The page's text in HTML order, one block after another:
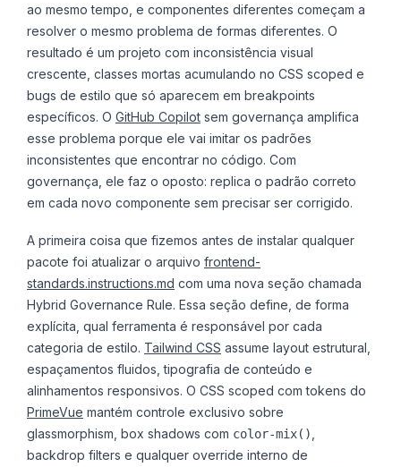
ao mesmo tempo, e componentes diferentes começam a
resolver o mesmo problema de formas diferentes. O
resultado é um projeto com inconsistência visual
crescente, classes mortas acumulando no CSS scoped e
bugs de estilo que só aparecem em breakpoints
específicos. O GitHub Copilot sem governança amplifica
esse problema porque ele vai imitar os padrões
inconsistentes que encontrar no código. Com
governança, ele faz o oposto: replica o padrão correto
em cada novo componente sem precisar ser corrigido.
A primeira coisa que fizemos antes de instalar qualquer
pacote foi atualizar o arquivo frontend-
standards.instructions.md com uma nova seção chamada
Hybrid Governance Rule. Essa seção define, de forma
explícita, qual ferramenta é responsável por cada
categoria de estilo. Tailwind CSS assume layout estrutural,
espaçamentos fluidos, tipografia de conteúdo e
alinhamentos responsivos. O CSS scoped com tokens do
PrimeVue mantém controle exclusivo sobre
glassmorphism, box shadows com color-mix()
backdrop filters e qualquer override interno de